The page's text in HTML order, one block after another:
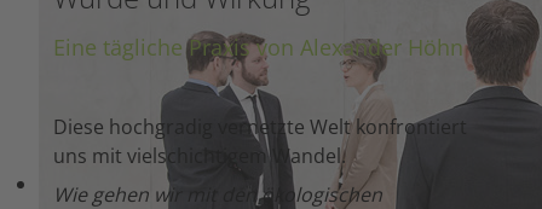
Eine tägliche Praxis von Alexander Höhn
Diese hochgradig vernetzte Welt konfrontiert
uns mit vielschichtigem Wandel.
Wie gehen wir mit den ökologischen